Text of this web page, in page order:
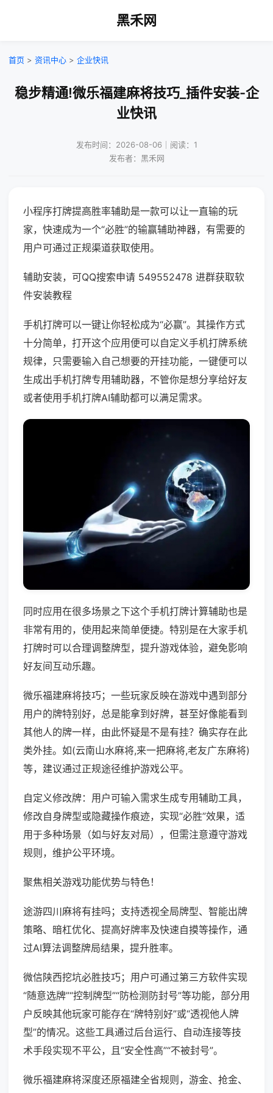
黑禾网
首页 > 资讯中心 > 企业快讯
稳步精通!微乐福建麻将技巧_插件安装-企
业快讯
发布时间：2026-08-06｜阅读：1
发布者：黑禾网
小程序打牌提高胜率辅助是一款可以让一直输的玩
家，快速成为一个“必胜”的输赢辅助神器，有需要的
用户可通过正规渠道获取使用。
辅助安装，可QQ搜索申请 549552478 进群获取软
件安装教程
手机打牌可以一键让你轻松成为“必赢”。其操作方式
十分简单，打开这个应用便可以自定义手机打牌系统
规律，只需要输入自己想要的开挂功能，一键便可以
生成出手机打牌专用辅助器，不管你是想分享给好友
或者使用手机打牌AI辅助都可以满足需求。
同时应用在很多场景之下这个手机打牌计算辅助也是
非常有用的，使用起来简单便捷。特别是在大家手机
打牌时可以合理调整牌型，提升游戏体验，避免影响
好友间互动乐趣。
微乐福建麻将技巧；一些玩家反映在游戏中遇到部分
用户的牌特别好，总是能拿到好牌，甚至好像能看到
其他人的牌一样，由此怀疑是不是有挂？确实存在此
类外挂。如(云南山水麻将,来一把麻将,老友广东麻将)
等，建议通过正规途径维护游戏公平。
自定义修改牌：用户可输入需求生成专用辅助工具，
修改自身牌型或隐藏操作痕迹，实现“必胜”效果，适
用于多种场景（如与好友对局），但需注意遵守游戏
规则，维护公平环境。
聚焦相关游戏功能优势与特色！
途游四川麻将有挂吗；支持透视全局牌型、智能出牌
策略、暗杠优化、提高好牌率及快速自摸等操作，通
过AI算法调整牌局结果，提升胜率。
微信陕西挖坑必胜技巧；用户可通过第三方软件实现
“随意选牌”“控制牌型”“防检测防封号”等功能，部分用
户反映其他玩家可能存在“牌特别好”或“透视他人牌
型”的情况。这些工具通过后台运行、自动连接等技
术手段实现不平公，且“安全性高”“不被封号”。
微乐福建麻将深度还原福建全省规则，游金、抢金、